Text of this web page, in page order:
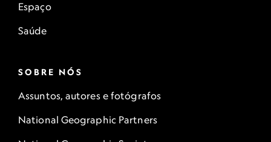
Espaço
Saúde
SOBRE NÓS
Assuntos, autores e fotógrafos
National Geographic Partners